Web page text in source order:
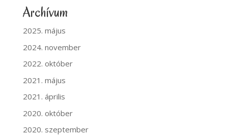
Archívum
2025. május
2024. november
2022. október
2021. május
2021. április
2020. október
2020. szeptember